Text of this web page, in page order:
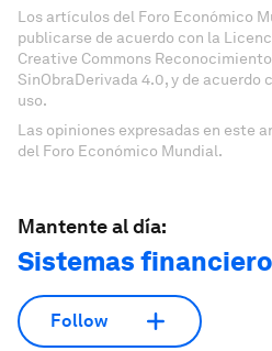
Los artículos del Foro Económico
publicarse de acuerdo con la
Creative Commons
SinObraDerivada 4.0, y de acuerdo
uso.
Las opiniones expresadas en este
del Foro Económico Mundial.
Mantente al día:
Sistemas
Follow